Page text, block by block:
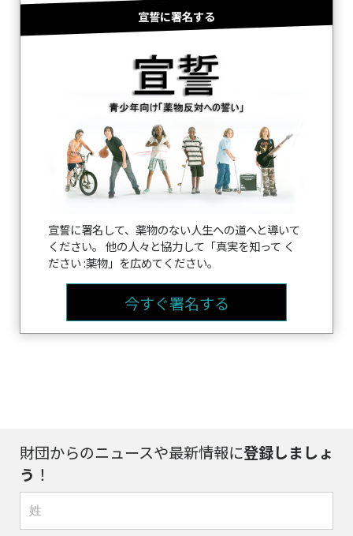
宣誓に署名する
宣誓に署名して、薬物のない人生への道へと導いて
ください。 他の人々と協力して「真実を知って く
ださい :薬物」を広めてください。
今すぐ署名する
財団からのニュースや最新情報に登録しましょ
う ！